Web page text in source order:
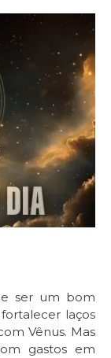
ser um bom
laços
Vênus. Mas
gastos em